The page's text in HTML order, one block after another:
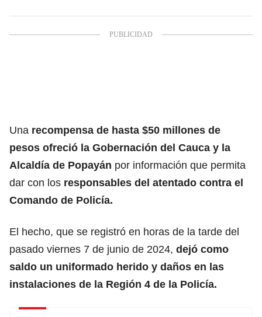
Una recompensa de hasta $50 millones de
pesos ofreció la Gobernación del Cauca y la
Alcaldía de Popayán por información que permita
dar con los responsables del atentado contra el
Comando de Policía.
El hecho, que se registró en horas de la tarde del
pasado viernes 7 de junio de 2024, dejó como
saldo un uniformado herido y daños en las
instalaciones de la Región 4 de la Policía.